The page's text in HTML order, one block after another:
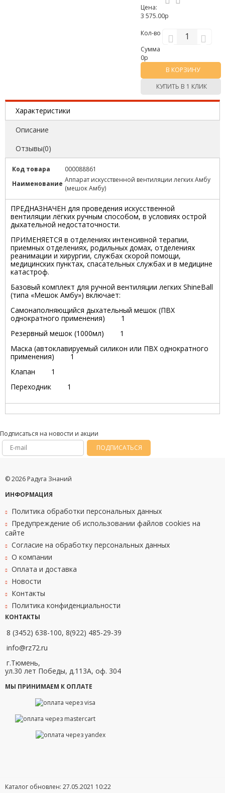
Цена:
3 575.00р
Кол-во
Сумма
0р
В КОРЗИНУ
КУПИТЬ В 1 КЛИК
Характеристики
Описание
Отзывы(0)
Код товара
000088861
Наименование Аппарат искусственной вентиляции легких Амбу
(мешок Амбу)
ПРЕДНАЗНАЧЕН для проведения искусственной
вентиляции лёгких ручным способом, в условиях острой
дыхательной недостаточности.
ПРИМЕНЯЕТСЯ в отделениях интенсивной терапии,
приемных отделениях, родильных домах, отделениях
реанимации и хирургии, службах скорой помощи,
медицинских пунктах, спасательных службах и в медицине
катастроф.
Базовый комплект для ручной вентиляции легких ShineBall
(типа «Мешок Амбу») включает:
Самонаполняющийся дыхательный мешок (ПВХ
однократного применения) 1
Резервный мешок (1000мл) 1
Маска (автоклавируемый силикон или ПВХ однократного
применения) 1
Клапан 1
Переходник 1
Подписаться на новости и акции
ПОДПИСАТЬСЯ
© 2026 Радуга Знаний
ИНФОРМАЦИЯ
Политика обработки персональных данных
Предупреждение об использовании файлов cookies на
сайте
Согласие на обработку персональных данных
О компании
Оплата и доставка
Новости
Контакты
Политика конфиденциальности
КОНТАКТЫ
8 (3452) 638-100, 8(922) 485-29-39
info@rz72.ru
г.Тюмень,
ул.30 лет Победы, д.113А, оф. 304
МЫ ПРИНИМАЕМ К ОПЛАТЕ
Каталог обновлен: 27.05.2021 10:22